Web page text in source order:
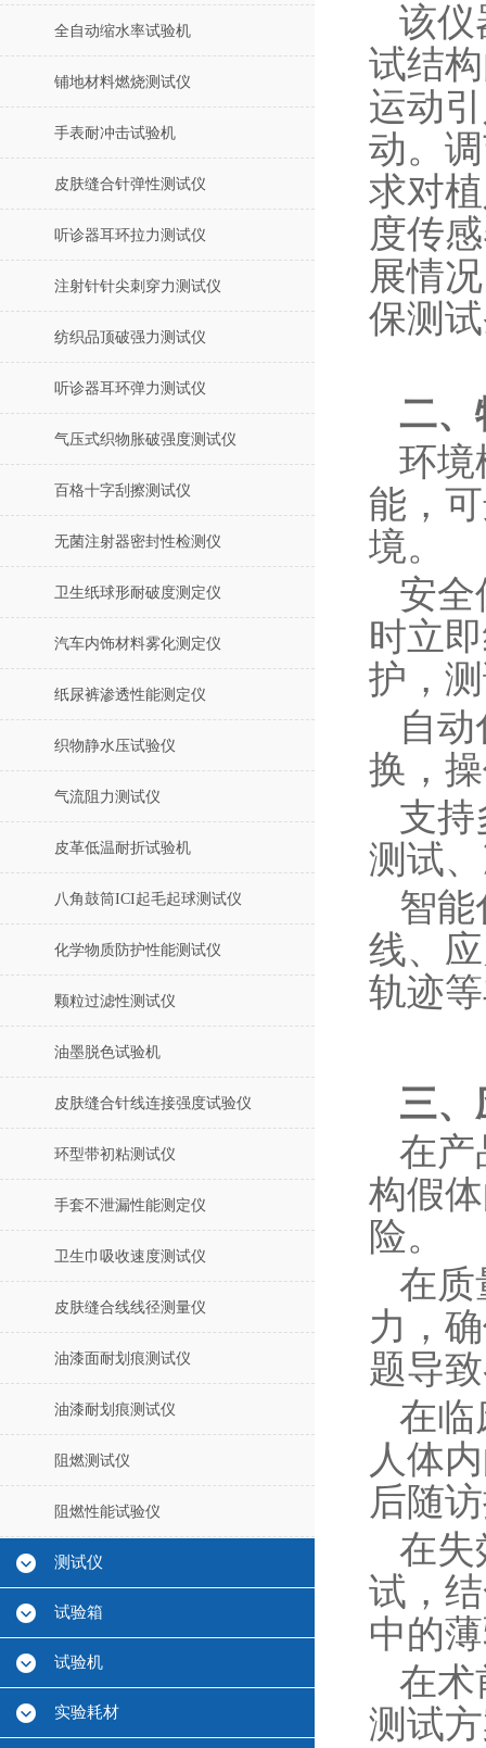
全自动缩水率试验机
铺地材料燃烧测试仪
手表耐冲击试验机
皮肤缝合针弹性测试仪
听诊器耳环拉力测试仪
注射针针尖刺穿力测试仪
纺织品顶破强力测试仪
听诊器耳环弹力测试仪
气压式织物胀破强度测试仪
百格十字刮擦测试仪
无菌注射器密封性检测仪
卫生纸球形耐破度测定仪
汽车内饰材料雾化测定仪
纸尿裤渗透性能测定仪
织物静水压试验仪
气流阻力测试仪
皮革低温耐折试验机
八角鼓筒ICI起毛起球测试仪
化学物质防护性能测试仪
颗粒过滤性测试仪
油墨脱色试验机
皮肤缝合针线连接强度试验仪
环型带初粘测试仪
手套不泄漏性能测定仪
卫生巾吸收速度测试仪
皮肤缝合线线径测量仪
油漆面耐划痕测试仪
油漆耐划痕测试仪
阻燃测试仪
阻燃性能试验仪
测试仪
试验箱
试验机
实验耗材
该仪
试结
运动
动。
求对
度传
展情
保测
二、
环境
能，
境。
安全
时立
护，
自
换，
支持
测试
智能
线、
轨迹
三、
在产
构假
险。
在质
力，
题导
在临
人体
后随
在失
试，
中的
在术
测试